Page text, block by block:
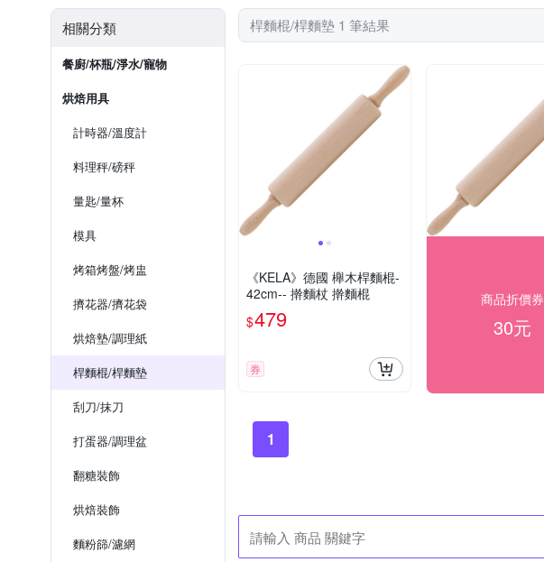
相關分類
餐廚/杯瓶/淨水/寵物
烘焙用具
計時器/溫度計
料理秤/磅秤
量匙/量杯
模具
烤箱烤盤/烤盅
擠花器/擠花袋
烘焙墊/調理紙
桿麵棍/桿麵墊
刮刀/抹刀
打蛋器/調理盆
翻糖裝飾
烘焙裝飾
麵粉篩/濾網
桿麵棍/桿麵墊 1 筆結果
《KELA》德國 櫸木桿麵棍-
42cm-- 擀麵杖 擀麵棍
$479
券
商品折價券
30元
1